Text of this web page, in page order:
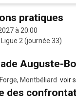
pratiques
à 20:00
Ligue 2 (journée 33)
Auguste-
Montbéliard voir
des